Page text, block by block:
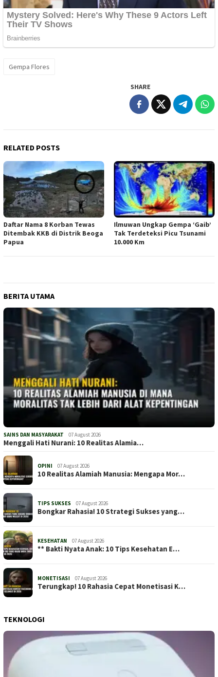
Gempa Flores
SHARE
RELATED POSTS
Daftar Nama 8 Korban Tewas
Ditembak KKB di Distrik Beoga
Papua
Ilmuwan Ungkap Gempa ‘Gaib’
Tak Terdeteksi Picu Tsunami
10.000 Km
BERITA UTAMA
SAINS DAN MASYARAKAT 07 August 2026
Menggali Hati Nurani: 10 Realitas Alamia…
OPINI 07 August 2026
10 Realitas Alamiah Manusia: Mengapa Mor…
TIPS SUKSES 07 August 2026
Bongkar Rahasia! 10 Strategi Sukses yang…
KESEHATAN 07 August 2026
** Bakti Nyata Anak: 10 Tips Kesehatan E…
MONETISASI 07 August 2026
Terungkap! 10 Rahasia Cepat Monetisasi K…
TEKNOLOGI